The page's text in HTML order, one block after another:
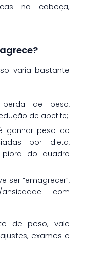
na cabeça,
varia bastante
perda de peso,
de apetite;
ganhar peso ao
por dieta,
do quadro
ser “emagrecer”,
com
de peso, vale
exames e